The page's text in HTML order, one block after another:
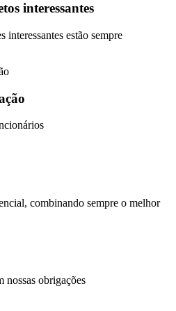
interessantes
interessantes estão sempre
combinando sempre o melhor
nossas obrigações